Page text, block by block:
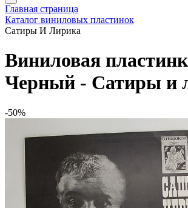
Главная страница
Каталог виниловых пластинок
Сатиры И Лирика
Виниловая
Черный - Сатиры и
-50%